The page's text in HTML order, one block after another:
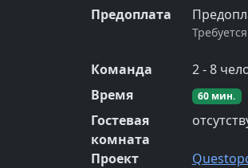
Предоплата
Команда 2-8
Время
60 мин.
Гостевая
комната
Проект